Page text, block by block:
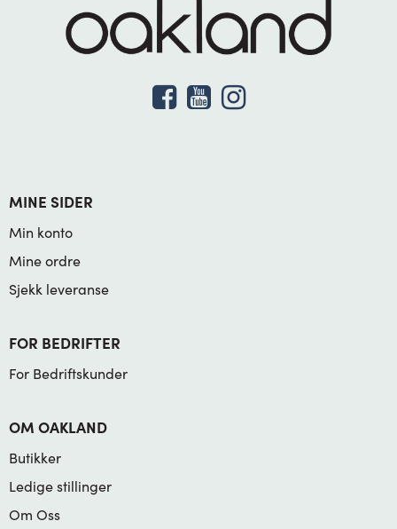
MINE SIDER
Min konto
Mine ordre
Sjekk leveranse
FOR BEDRIFTER
For Bedriftskunder
OM OAKLAND
Butikker
Ledige stillinger
Om Oss